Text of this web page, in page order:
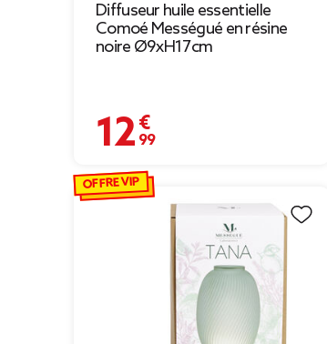
Diffuseur huile essentielle
Comoé Mességué en résine
noire Ø9xH17cm
12,99 €
OFFRE VIP